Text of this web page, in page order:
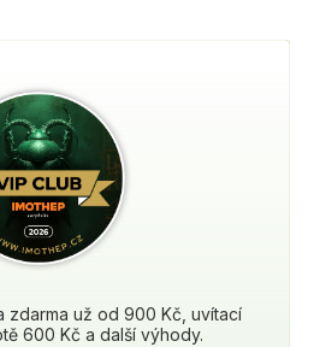
zdarma už od 900 Kč, uvítací
600 Kč a další výhody.